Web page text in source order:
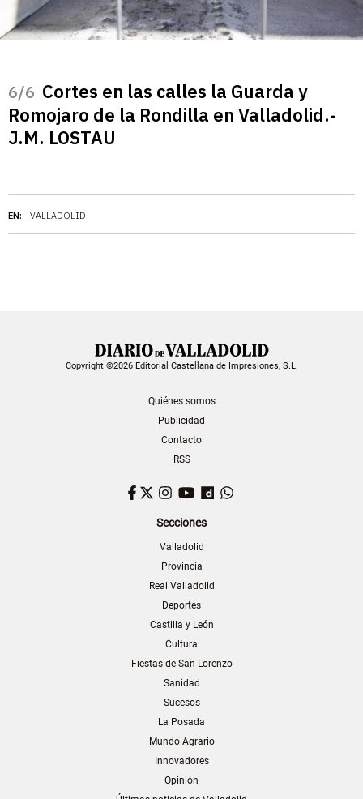
EN: VALLADOLID
/6 Cortes en las calles la Guarda y
Romojaro de la Rondilla en Valladolid.-
J.M. LOSTAU
Copyright ©2026 Editorial Castellana de Impresiones, S.L.
Quiénes somos
Publicidad
Contacto
RSS
Facebook
TwitterInstagram
YouTubeDailymotion
Secciones
Valladolid
Provincia
Real Valladolid
Deportes
Castilla y León
Cultura
Fiestas de San Lorenzo
Sanidad
Sucesos
La Posada
Mundo Agrario
Innovadores
Opinión